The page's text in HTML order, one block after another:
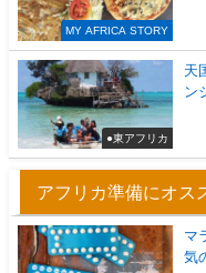
MY AFRICA STORY
●東アフリカ
天
ン
アフリカ準備にオス
マ
気